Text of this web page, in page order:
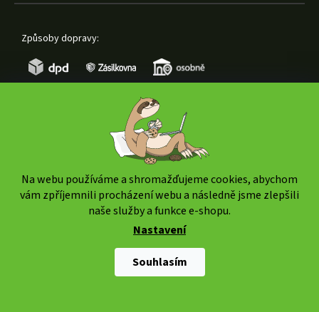
Na webu používáme a shromažďujeme cookies, abychom
vám zpříjemnili procházení webu a následně jsme zlepšili
naše služby a funkce e-shopu.
Nastavení
Souhlasím
Způsoby dopravy:
www.weedshop.cz
vyhrazena.
Upravit nastavení cookies